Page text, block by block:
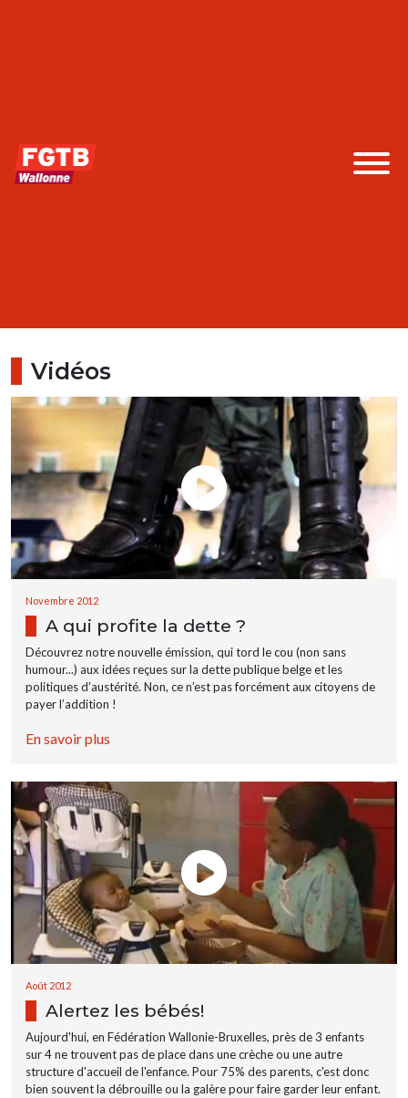
Vidéos
Novembre 2012
A qui profite la dette ?
Découvrez notre nouvelle émission, qui tord le cou (non sans
humour...) aux idées reçues sur la dette publique belge et les
politiques d'austérité. Non, ce n’est pas forcément aux citoyens de
payer l’addition !
En savoir plus
Août 2012
Alertez les bébés!
Aujourd'hui, en Fédération Wallonie-Bruxelles, près de 3 enfants
sur 4 ne trouvent pas de place dans une crèche ou une autre
structure d'accueil de l'enfance. Pour 75% des parents, c'est donc
bien souvent la débrouille ou la galère pour faire garder leur enfant.